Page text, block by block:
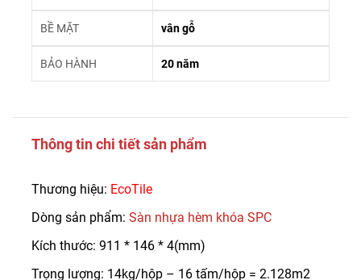
BỀ MẶT vân gỗ
BẢO HÀNH 20 năm
Thông tin chi tiết sản phẩm
Thương hiệu: EcoTile
Dòng sản phẩm: Sàn nhựa hèm khóa SPC
Kích thước: 911 * 146 * 4(mm)
Trọng lượng: 14kg/hộp – 16 tấm/hộp = 2.128m2